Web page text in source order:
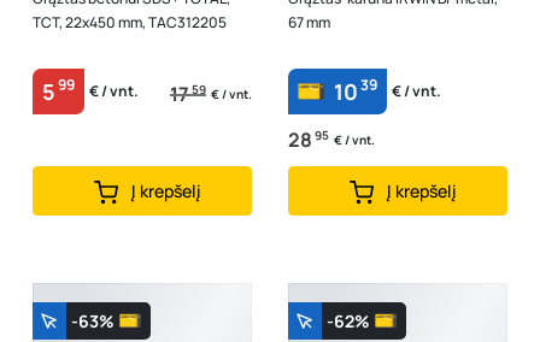
TCT, 22x450 mm, TAC312205
599 € / vnt. 1759 € / vnt.
Į krepšelį
67 mm
1039 € / vnt.
28 95 € / vnt.
Į krepšelį
-63% -62%